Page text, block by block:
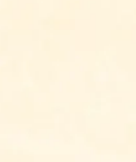
設 ボンド商事東関東